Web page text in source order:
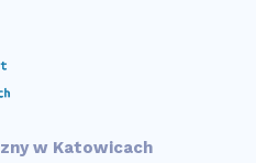
w Katowicach